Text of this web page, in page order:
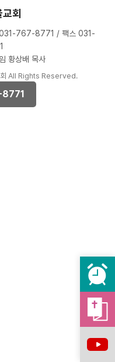
회
031-767-8771 / 팩스 031-
황상배 목사
All Rights Reserved.